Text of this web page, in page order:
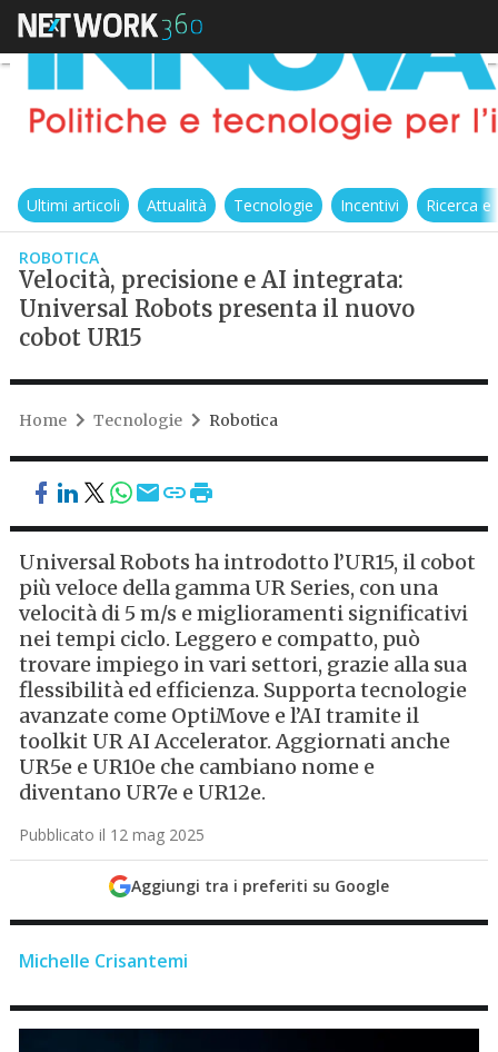
Ultimi articoli Attualità Tecnologie Incentivi Ricerca
ROBOTICA
Velocità, precisione e AI integrata:
Universal Robots presenta il nuovo
cobot UR15
Home Tecnologie Robotica
Universal Robots ha introdotto l’UR15, il cobot
più veloce della gamma UR Series, con una
velocità di 5 m/s e miglioramenti significativi
nei tempi ciclo. Leggero e compatto, può
trovare impiego in vari settori, grazie alla sua
flessibilità ed efficienza. Supporta tecnologie
avanzate come OptiMove e l’AI tramite il
toolkit UR AI Accelerator. Aggiornati anche
UR5e e UR10e che cambiano nome e
diventano UR7e e UR12e.
Pubblicato il 12 mag 2025
Aggiungi tra i preferiti su Google
Michelle Crisantemi